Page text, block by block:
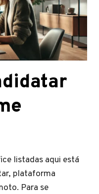
listadas aqui está
plataforma
Para se